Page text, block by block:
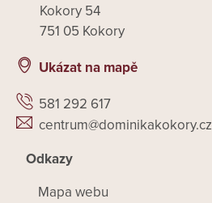
Kokory 54
751 05 Kokory
Ukázat na mapě
581 292 617
centrum@dominikakokory.cz
Odkazy
Mapa webu